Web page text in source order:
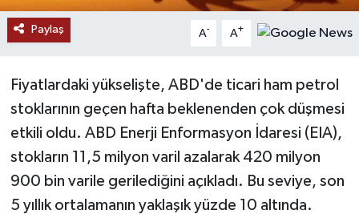
Paylaş A- A+
Fiyatlardaki yükselişte, ABD'de ticari ham petrol
stoklarının geçen hafta beklenenden çok düşmesi
etkili oldu. ABD Enerji Enformasyon İdaresi (EIA),
stokların 11,5 milyon varil azalarak 420 milyon
900 bin varile gerilediğini açıkladı. Bu seviye, son
5 yıllık ortalamanın yaklaşık yüzde 10 altında.